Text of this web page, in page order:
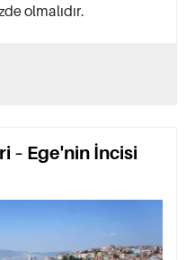
olmalıdır.
– Ege'nin İncisi